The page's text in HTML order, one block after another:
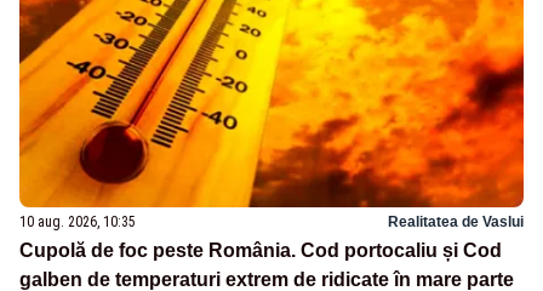
10 aug. 2026, 10:35 Realitatea de Vaslui
Cupolă de foc peste România. Cod portocaliu și Cod
galben de temperaturi extrem de ridicate în mare parte